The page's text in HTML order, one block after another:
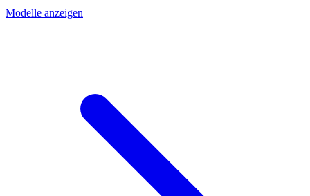
Modelle anzeigen